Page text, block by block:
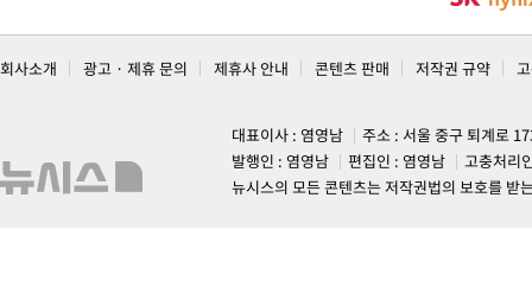
회사소개 광고 · 제휴 문의 제휴사 안내 콘텐츠 판매 저작권 규약
대표이사 : 염영남
주소 : 서울 중구 퇴계로
발행인 : 염영남
편집인 : 염영남
고충처리
뉴시스의 모든 콘텐츠는 저작권법의 보호를